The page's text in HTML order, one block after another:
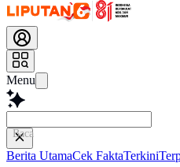
Menu
Baca lebih c
Berita UtamaCek FaktaTerkini